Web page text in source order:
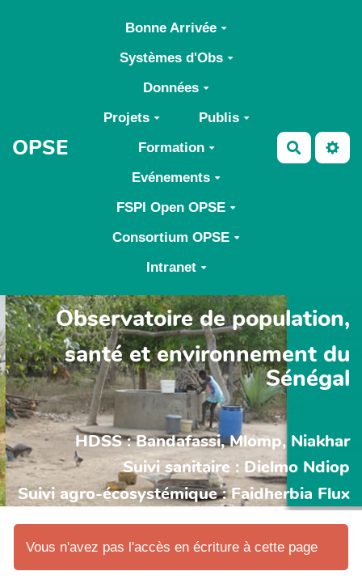
Aller au contenu principal
OPSE
Bonne Arrivée
Systèmes d'Obs
Données
Projets
Publis
Formation
Evénements
FSPI Open OPSE
Consortium OPSE
Intranet
Observatoire de population,
santé et environnement du
Sénégal
HDSS : Bandafassi, Mlomp, Niakhar
Suivi sanitaire : Dielmo Ndiop
Suivi agro-écosystémique : Faidherbia Flux
Vous n'avez pas l'accès en écriture à cette page